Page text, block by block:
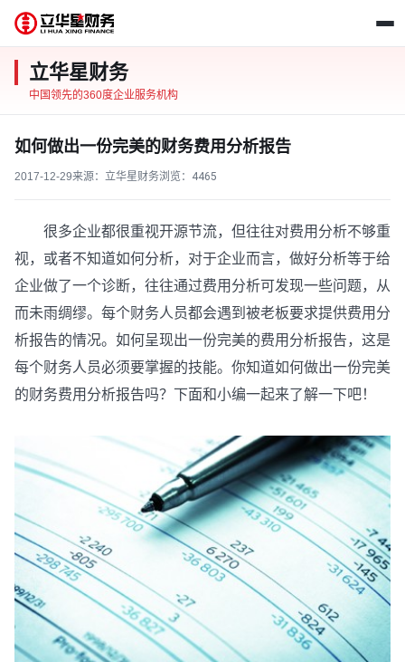
立华星财务
中国领先的360度企业服务机构
如何做出一份完美的财务费用分析报告
2017-12-29来源：立华星财务浏览： 4465
很多企业都很重视开源节流，但往往对费用分析不够重
视，或者不知道如何分析，对于企业而言，做好分析等于给
企业做了一个诊断，往往通过费用分析可发现一些问题，从
而未雨绸缪。每个财务人员都会遇到被老板要求提供费用分
析报告的情况。如何呈现出一份完美的费用分析报告，这是
每个财务人员必须要掌握的技能。你知道如何做出一份完美
的财务费用分析报告吗？下面和小编一起来了解一下吧！